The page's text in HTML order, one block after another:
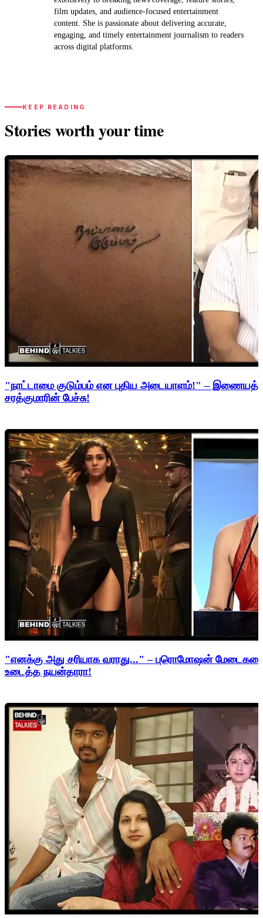
film updates, and audience-focused entertainment
content. She is passionate about delivering accurate,
engaging, and timely entertainment journalism to readers
across digital platforms.
KEEP READING
Stories worth your time
"நாட்டாமை குடும்பம் என புதிய அடையாளம்!" –
சரத்குமாரின் பேச்சு!
"எனக்கு அது சரியாக வராது..." – புரொமோஷன்
உடைத்த நயன்தாரா!